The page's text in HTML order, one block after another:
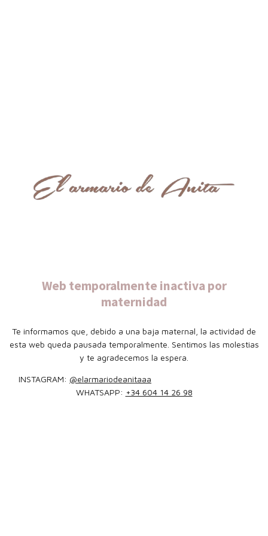
Web temporalmente inactiva por
maternidad
Te informamos que, debido a una baja maternal, la actividad de
esta web queda pausada temporalmente. Sentimos las molestias
y te agradecemos la espera.
INSTAGRAM: @elarmariodeanitaaa
WHATSAPP: +34 604 14 26 98